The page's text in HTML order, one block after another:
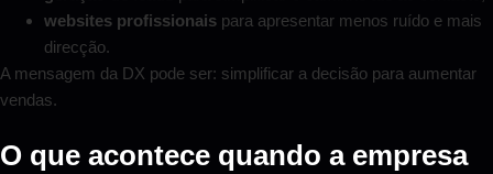
websites profissionais para apresentar menos ruído e mais
direcção.
A mensagem da DX pode ser: simplificar a decisão para aumentar
vendas.
O que acontece quando a empresa